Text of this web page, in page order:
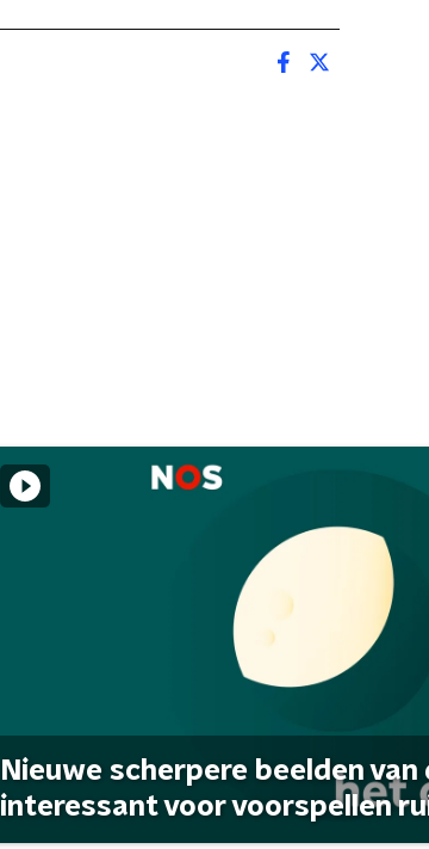
Nieuwe scherpere beelden van
interessant voor voorspellen